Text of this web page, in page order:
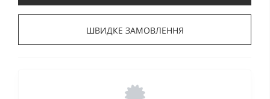
ШВИДКЕ ЗАМОВЛЕННЯ